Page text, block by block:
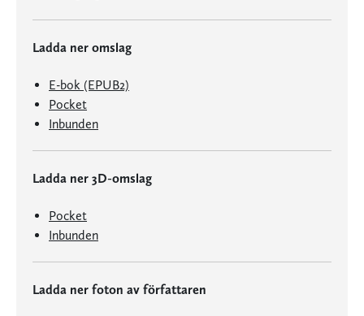
Ladda ner omslag
E-bok (EPUB2)
Pocket
Inbunden
Ladda ner 3D-omslag
Pocket
Inbunden
Ladda ner foton av författaren